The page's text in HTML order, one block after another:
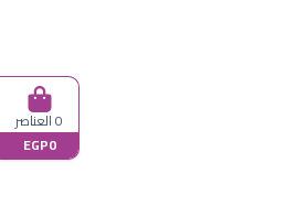
0 العناصر
EGP0